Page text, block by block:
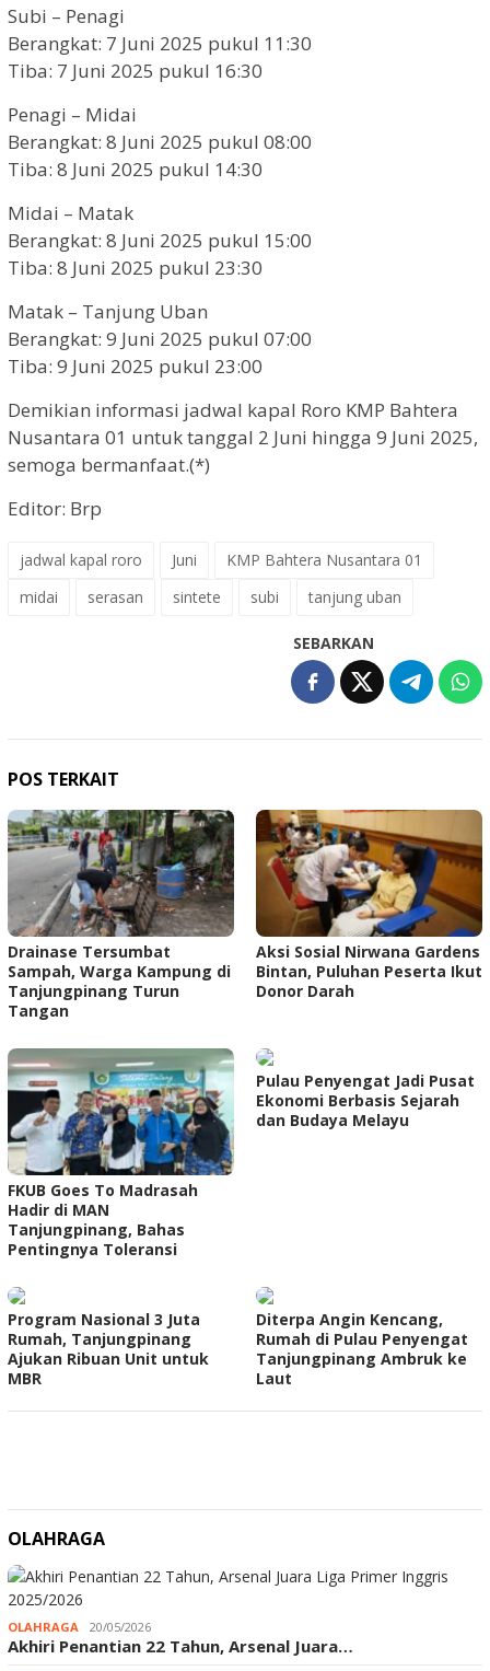
Subi – Penagi
Berangkat: 7 Juni 2025 pukul 11:30
Tiba: 7 Juni 2025 pukul 16:30
Penagi – Midai
Berangkat: 8 Juni 2025 pukul 08:00
Tiba: 8 Juni 2025 pukul 14:30
Midai – Matak
Berangkat: 8 Juni 2025 pukul 15:00
Tiba: 8 Juni 2025 pukul 23:30
Matak – Tanjung Uban
Berangkat: 9 Juni 2025 pukul 07:00
Tiba: 9 Juni 2025 pukul 23:00
Demikian informasi jadwal kapal Roro KMP Bahtera
Nusantara 01 untuk tanggal 2 Juni hingga 9 Juni 2025,
semoga bermanfaat.(*)
Editor: Brp
jadwal kapal roro Juni
KMP Bahtera Nusantara 01
midai
serasan sintete subi tanjung uban
SEBARKAN
POS TERKAIT
Drainase Tersumbat
Sampah, Warga Kampung di
Tanjungpinang Turun
Tangan
Aksi Sosial Nirwana Gardens
Bintan, Puluhan Peserta Ikut
Donor Darah
FKUB Goes To Madrasah
Hadir di MAN
Tanjungpinang, Bahas
Pentingnya Toleransi
Pulau Penyengat Jadi Pusat
Ekonomi Berbasis Sejarah
dan Budaya Melayu
Program Nasional 3 Juta
Rumah, Tanjungpinang
Ajukan Ribuan Unit untuk
MBR
Diterpa Angin Kencang,
Rumah di Pulau Penyengat
Tanjungpinang Ambruk ke
Laut
OLAHRAGA
OLAHRAGA 20/05/2026
Akhiri Penantian 22 Tahun, Arsenal Juara…